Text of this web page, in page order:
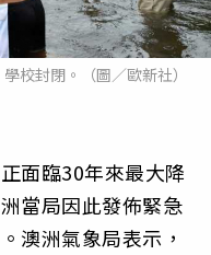
校封閉。（圖／歐新社）
面臨30年來最大降
當局因此發佈緊急
澳洲氣象局表示，